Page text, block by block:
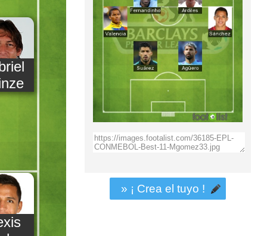
» ¡ Crea el tuyo !